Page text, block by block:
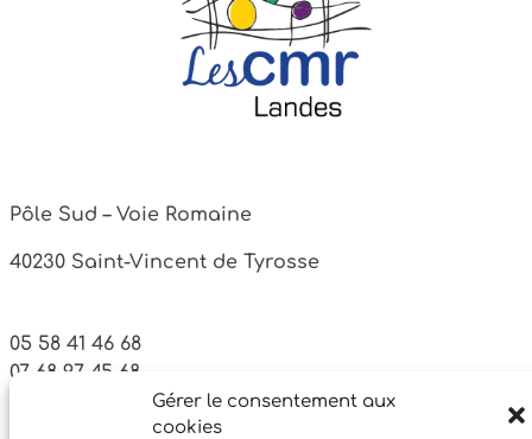
Gérer le consentement aux
cookies
Pôle Sud – Voie Romaine
40230 Saint-Vincent de Tyrosse
05 58 41 46 68
07 68 97 45 68